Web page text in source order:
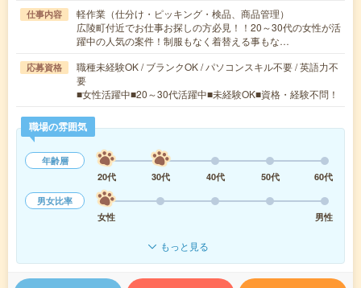
仕事内容
軽作業（仕分け・ピッキング・検品、商品管理）
広陵町付近でお仕事お探しの方必見！！20～30代の女性が活
躍中の人気の案件！制服もなく着替える事もな…
応募資格
職種未経験OK / ブランクOK / パソコンスキル不要 / 英語力不
要
■女性活躍中■20～30代活躍中■未経験OK■資格・経験不問！
職場の雰囲気
年齢層
20代
30代 40代 50代
60代
男女比率
女性
男性
もっと見る